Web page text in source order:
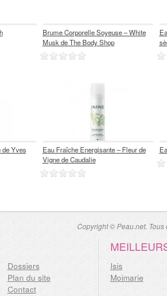
Brume Corporelle Soyeuse – White
Musk de The Body Shop
de Yves
Eau Fraîche Energisante – Fleur de
Vigne de Caudalie
Copyright © Peau.net.
Dossiers
Plan du site
Contact
Isis
Moimarie